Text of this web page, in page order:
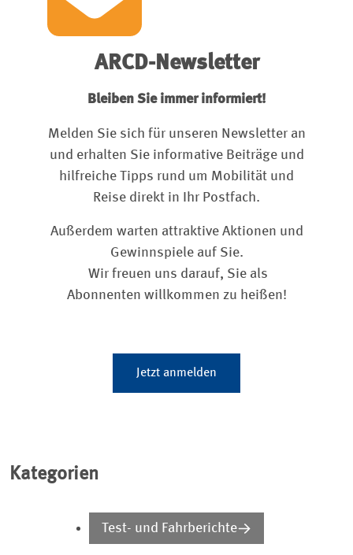
ARCD-Newsletter
Bleiben Sie immer informiert!
Melden Sie sich für unseren Newsletter an
und erhalten Sie informative Beiträge und
hilfreiche Tipps rund um Mobilität und
Reise direkt in Ihr Postfach.
Außerdem warten attraktive Aktionen und
Gewinnspiele auf Sie.
Wir freuen uns darauf, Sie als
Abonnenten willkommen zu heißen!
Jetzt anmelden
Kategorien
Test- und Fahrberichte